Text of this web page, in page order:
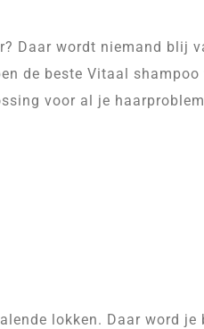
Daar wordt niemand blij
de beste Vitaal
voor al je
lokken. Daar word